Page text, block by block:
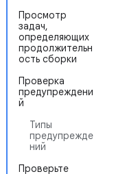
Просмотр
задач,
определяющих
продолжительн
ость сборки
Проверка
предупреждени
й
Типы
предупрежде
ний
Проверьте